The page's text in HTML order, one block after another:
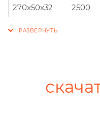
270x50x32
2500